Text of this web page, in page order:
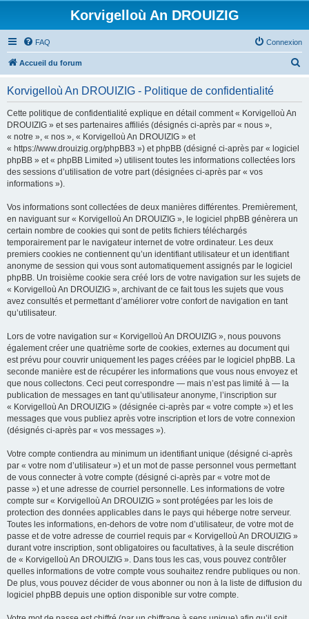
Korvigelloù An DROUIZIG
FAQ Connexion
Accueil du forum
Korvigelloù An DROUIZIG - Politique de confidentialité
Cette politique de confidentialité explique en détail comment « Korvigelloù An
DROUIZIG » et ses partenaires affiliés (désignés ci-après par « nous »,
« notre », « nos », « Korvigelloù An DROUIZIG » et
« https://www.drouizig.org/phpBB3 ») et phpBB (désigné ci-après par « logiciel
phpBB » et « phpBB Limited ») utilisent toutes les informations collectées lors
des sessions d’utilisation de votre part (désignées ci-après par « vos
informations »).
Vos informations sont collectées de deux manières différentes. Premièrement,
en naviguant sur « Korvigelloù An DROUIZIG », le logiciel phpBB génèrera un
certain nombre de cookies qui sont de petits fichiers téléchargés
temporairement par le navigateur internet de votre ordinateur. Les deux
premiers cookies ne contiennent qu’un identifiant utilisateur et un identifiant
anonyme de session qui vous sont automatiquement assignés par le logiciel
phpBB. Un troisième cookie sera créé lors de votre navigation sur les sujets de
« Korvigelloù An DROUIZIG », archivant de ce fait tous les sujets que vous
avez consultés et permettant d’améliorer votre confort de navigation en tant
qu’utilisateur.
Lors de votre navigation sur « Korvigelloù An DROUIZIG », nous pouvons
également créer une quatrième sorte de cookies, externes au document qui
est prévu pour couvrir uniquement les pages créées par le logiciel phpBB. La
seconde manière est de récupérer les informations que vous nous envoyez et
que nous collectons. Ceci peut correspondre — mais n’est pas limité à — la
publication de messages en tant qu’utilisateur anonyme, l’inscription sur
« Korvigelloù An DROUIZIG » (désignée ci-après par « votre compte ») et les
messages que vous publiez après votre inscription et lors de votre connexion
(désignés ci-après par « vos messages »).
Votre compte contiendra au minimum un identifiant unique (désigné ci-après
par « votre nom d’utilisateur ») et un mot de passe personnel vous permettant
de vous connecter à votre compte (désigné ci-après par « votre mot de
passe ») et une adresse de courriel personnelle. Les informations de votre
compte sur « Korvigelloù An DROUIZIG » sont protégées par les lois de
protection des données applicables dans le pays qui héberge notre serveur.
Toutes les informations, en-dehors de votre nom d’utilisateur, de votre mot de
passe et de votre adresse de courriel requis par « Korvigelloù An DROUIZIG »
durant votre inscription, sont obligatoires ou facultatives, à la seule discrétion
de « Korvigelloù An DROUIZIG ». Dans tous les cas, vous pouvez contrôler
quelles informations de votre compte vous souhaitez rendre publiques ou non.
De plus, vous pouvez décider de vous abonner ou non à la liste de diffusion du
logiciel phpBB depuis une option disponible sur votre compte.